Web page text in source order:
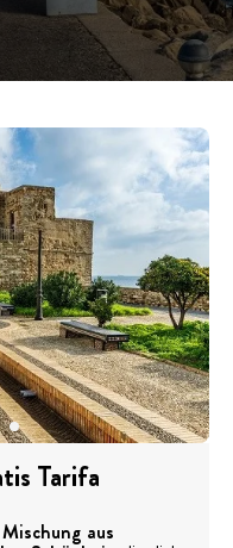
Tarifa
Mischung aus